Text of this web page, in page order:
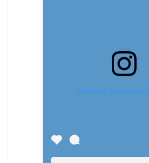
View this post on